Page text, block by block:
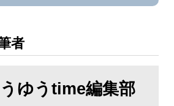
者
ゆうtime編集部